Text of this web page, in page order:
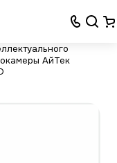
АйТек